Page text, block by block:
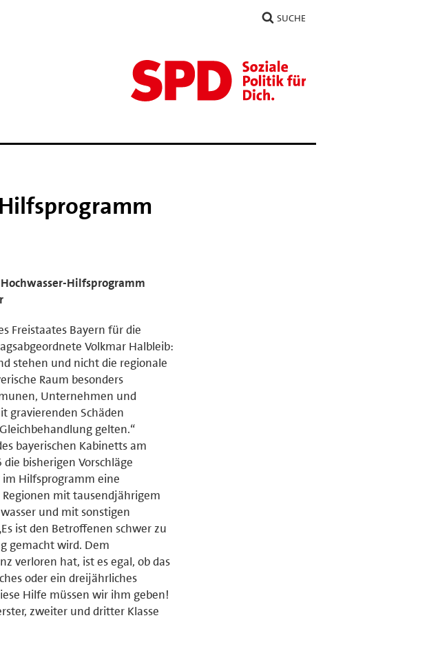
SUCHE
Hilfsprogramm
Freistaates Bayern für die
Volkmar Halbleib:
stehen und nicht die regionale
Raum besonders
Unternehmen und
gravierenden Schäden
gelten.“
bayerischen Kabinetts am
bisherigen Vorschläge
im Hilfsprogramm eine
mit tausendjährigem
und mit sonstigen
ist den Betroffenen schwer zu
gemacht wird. Dem
verloren hat, ist es egal, ob das
oder ein dreijährliches
Hilfe müssen wir ihm geben!
zweiter und dritter Klasse